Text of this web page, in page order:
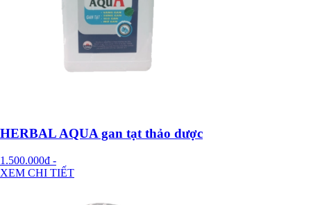
HERBAL AQUA gan tạt thảo dược
1.500.000đ -
XEM CHI TIẾT